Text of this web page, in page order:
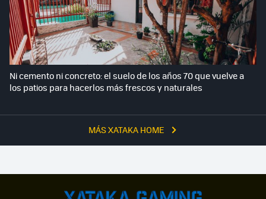
MÁS XATAKA HOME
Ni cemento ni concreto: el suelo de los años 70 que vuelve a
los patios para hacerlos más frescos y naturales